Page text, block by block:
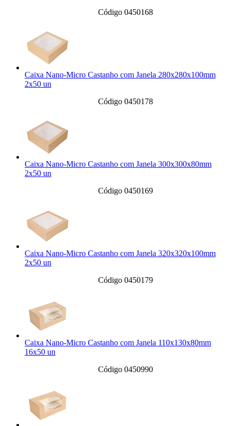
Código 0450168
Caixa Nano-Micro Castanho com Janela 280x280x100mm
2x50 un
Código 0450178
Caixa Nano-Micro Castanho com Janela 300x300x80mm
2x50 un
Código 0450169
Caixa Nano-Micro Castanho com Janela 320x320x100mm
2x50 un
Código 0450179
Caixa Nano-Micro Castanho com Janela 110x130x80mm
16x50 un
Código 0450990